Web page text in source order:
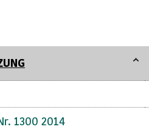
1300 2014